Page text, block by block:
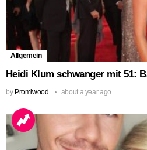
Allgemein
Heidi Klum schwanger mit 51:
by Promiwood about a year ago